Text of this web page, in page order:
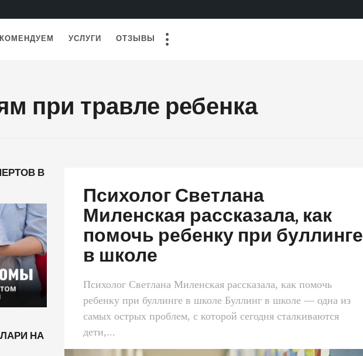
УСЛУГИ ОТЗЫВЫ
при травле ребенка
Психолог Светлана
Миленская рассказала, как
помочь ребенку при буллинге
в школе
Психолог Светлана Миленская рассказала, как помочь
ребенку при буллинге в школе Буллинг в школе — одна из
самых острых проблем, с которой сегодня сталкиваются
дети,...
В
НА